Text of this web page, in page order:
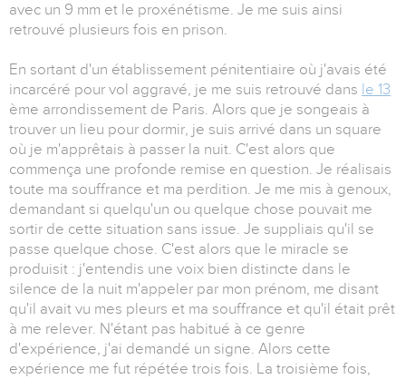
avec un 9 mm et le proxénétisme. Je me suis ainsi
retrouvé plusieurs fois en prison.
En sortant d'un établissement pénitentiaire où j'avais été
incarcéré pour vol aggravé, je me suis retrouvé dans le 13
ème arrondissement de Paris. Alors que je songeais à
trouver un lieu pour dormir, je suis arrivé dans un square
où je m'apprêtais à passer la nuit. C'est alors que
commença une profonde remise en question. Je réalisais
toute ma souffrance et ma perdition. Je me mis à genoux,
demandant si quelqu'un ou quelque chose pouvait me
sortir de cette situation sans issue. Je suppliais qu'il se
passe quelque chose. C'est alors que le miracle se
produisit : j'entendis une voix bien distincte dans le
silence de la nuit m'appeler par mon prénom, me disant
qu'il avait vu mes pleurs et ma souffrance et qu'il était prêt
à me relever. N'étant pas habitué à ce genre
d'expérience, j'ai demandé un signe. Alors cette
expérience me fut répétée trois fois. La troisième fois,